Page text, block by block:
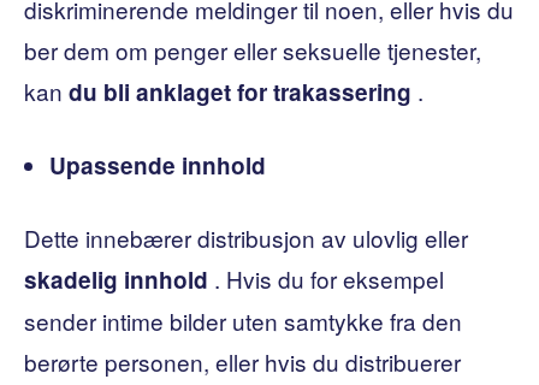
diskriminerende meldinger til noen, eller hvis du
ber dem om penger eller seksuelle tjenester,
kan du bli anklaget for trakassering .
Upassende innhold
Dette innebærer distribusjon av ulovlig eller
skadelig innhold . Hvis du for eksempel
sender intime bilder uten samtykke fra den
berørte personen, eller hvis du distribuerer